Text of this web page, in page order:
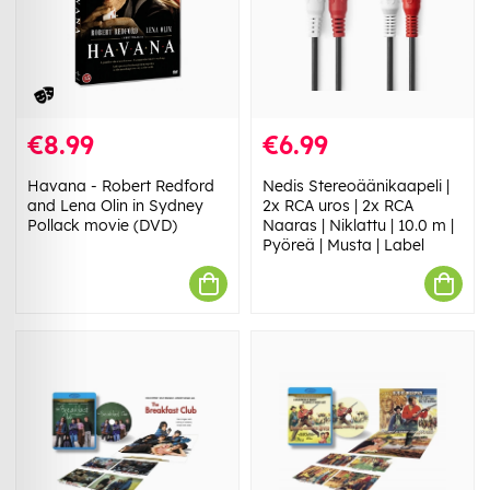
€8.99
Havana - Robert Redford
and Lena Olin in Sydney
Pollack movie (DVD)
€6.99
Nedis Stereoäänikaapeli |
2x RCA uros | 2x RCA
Naaras | Niklattu | 10.0 m |
Pyöreä | Musta | Label